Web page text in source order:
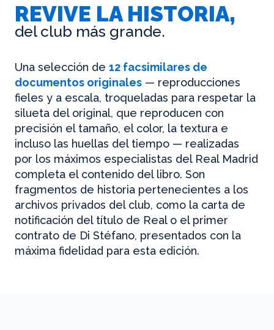
REVIVE LA HISTORIA,
del club más grande.
Una selección de 12 facsimilares de
documentos originales — reproducciones
fieles y a escala, troqueladas para respetar la
silueta del original, que reproducen con
precisión el tamaño, el color, la textura e
incluso las huellas del tiempo — realizadas
por los máximos especialistas del Real Madrid
completa el contenido del libro. Son
fragmentos de historia pertenecientes a los
archivos privados del club, como la carta de
notificación del título de Real o el primer
contrato de Di Stéfano, presentados con la
máxima fidelidad para esta edición.